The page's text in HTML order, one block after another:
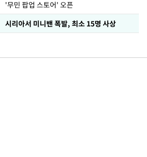
'무민 팝업 스토어' 오픈
시리아서 미니밴 폭발, 최소 15명 사상